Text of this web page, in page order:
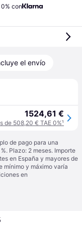
con
el envío
1524,61 €
de 508,20 € TAE 0%¹
de pago para una
Plazo: 2 meses. Importe
en España y mayores de
mínimo y máximo varía
en